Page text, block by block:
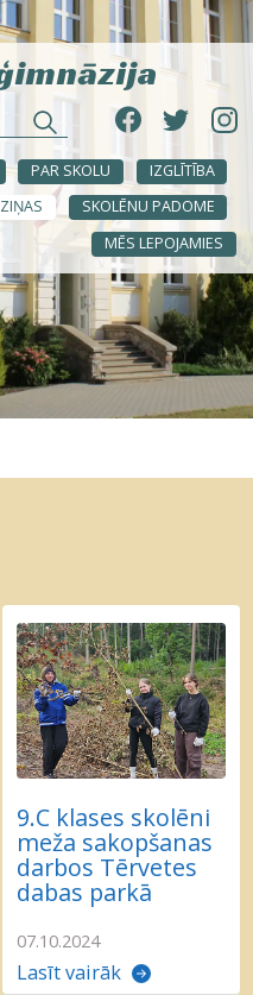
PAR SKOLU
IZGLĪTĪBA
ZIŅAS
SKOLĒNU PADOME
MĒS LEPOJAMIES
9.C klases skolēni
meža sakopšanas
darbos Tērvetes
dabas parkā
07.10.2024
Lasīt vairāk